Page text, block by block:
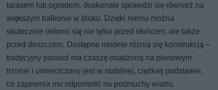
tarasem lub ogrodem, doskonale sprawdzi się również na
większym balkonie w bloku. Dzięki niemu można
skutecznie osłonić się nie tylko przed słońcem, ale także
przed deszczem. Dostępne modele różnią się konstrukcją –
tradycyjny parasol ma czaszę osadzoną na pionowym
trzonie i umieszczony jest w stabilnej, ciężkiej podstawie,
co zapewnia mu odporność na podmuchy wiatru.